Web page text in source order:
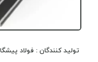
تولید کنندگان : فولاد